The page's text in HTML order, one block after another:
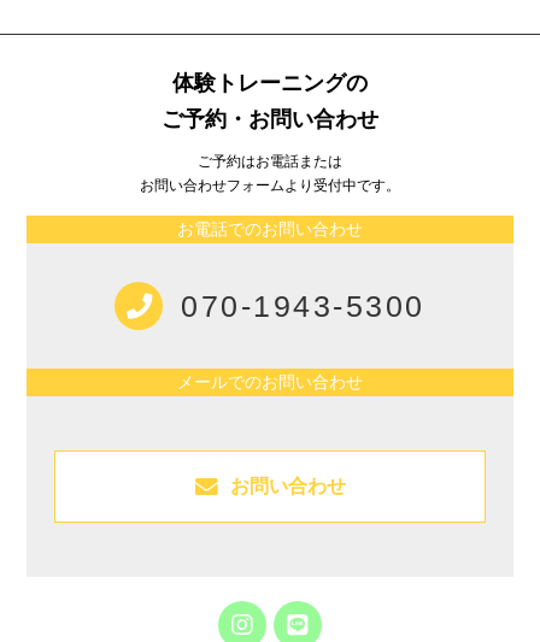
体験トレーニングの
ご予約・お問い合わせ
ご予約はお電話または
お問い合わせフォームより受付中です。
お電話でのお問い合わせ
070-1943-5300
メールでのお問い合わせ
お問い合わせ